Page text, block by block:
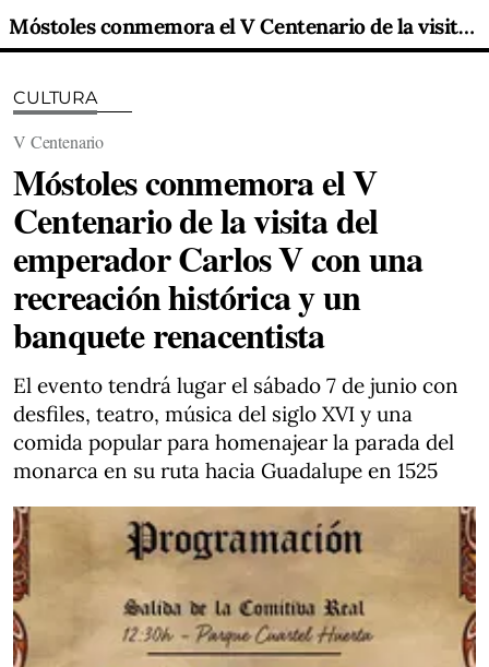
Móstoles conmemora el V Centenario de la visita del emperador Carlos V con una recreación histórica y un banquete renacentista
CULTURA
V Centenario
Móstoles conmemora el V
Centenario de la visita del
emperador Carlos V con una
recreación histórica y un
banquete renacentista
El evento tendrá lugar el sábado 7 de junio con
desfiles, teatro, música del siglo XVI y una
comida popular para homenajear la parada del
monarca en su ruta hacia Guadalupe en 1525